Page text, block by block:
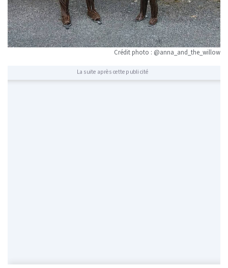
Crédit photo : @anna_and_the_willow
La suite après cette publicité